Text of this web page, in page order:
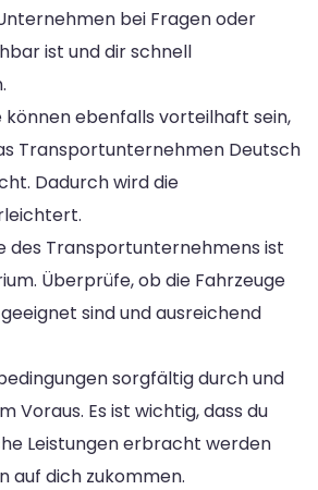
bei Fragen oder
ist und dir schnell
ebenfalls vorteilhaft sein,
Transportunternehmen Deutsch
Dadurch wird die
des Transportunternehmens ist
Überprüfe, ob die Fahrzeuge
sind und ausreichend
sorgfältig durch und
Voraus. Es ist wichtig, dass du
Leistungen erbracht werden
auf dich zukommen.